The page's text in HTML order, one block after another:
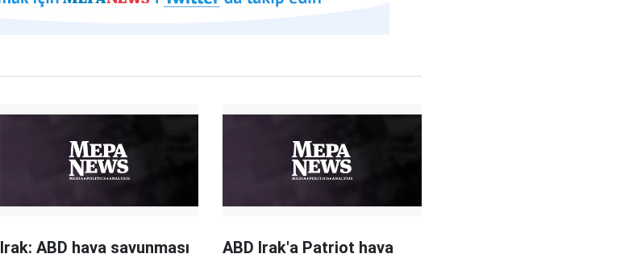
Irak: ABD hava savunması
ABD Irak'a Patriot hava